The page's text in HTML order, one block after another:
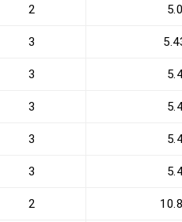
2
3
3
3
3
3
2